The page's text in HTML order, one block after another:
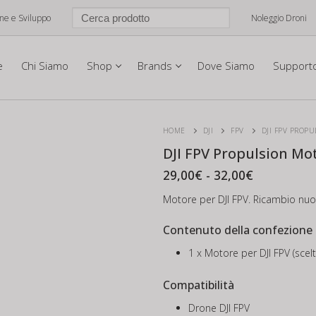
e Sviluppo Noleggio Droni
Chi Siamo Shop Brands Dove Siamo
HOME DJI FPV DJI FPV
DJI FPV Propulsion
29,00€ - 32,00€Fascia
prezzo:
29,00€
a
32,00€
Motore per DJI FPV. Ricambio
Contenuto della confezione
1 x Motore per DJI FPV
Compatibilità
Drone DJI FPV